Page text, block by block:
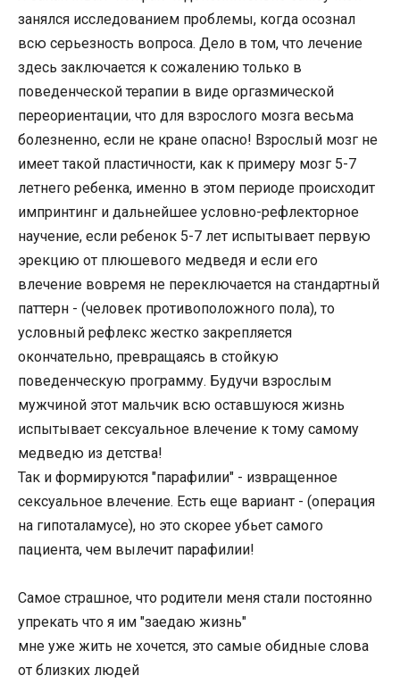
занялся исследованием проблемы, когда осознал
всю серьезность вопроса. Дело в том, что лечение
здесь заключается к сожалению только в
поведенческой терапии в виде оргазмической
переориентации, что для взрослого мозга весьма
болезненно, если не кране опасно! Взрослый мозг не
имеет такой пластичности, как к примеру мозг 5-7
летнего ребенка, именно в этом периоде происходит
импринтинг и дальнейшее условно-рефлекторное
научение, если ребенок 5-7 лет испытывает первую
эрекцию от плюшевого медведя и если его
влечение вовремя не переключается на стандартный
паттерн - (человек противоположного пола), то
условный рефлекс жестко закрепляется
окончательно, превращаясь в стойкую
поведенческую программу. Будучи взрослым
мужчиной этот мальчик всю оставшуюся жизнь
испытывает сексуальное влечение к тому самому
медведю из детства!
Так и формируются "парафилии" - извращенное
сексуальное влечение. Есть еще вариант - (операция
на гипоталамусе), но это скорее убьет самого
пациента, чем вылечит парафилии!
Самое страшное, что родители меня стали постоянно
упрекать что я им "заедаю жизнь"
мне уже жить не хочется, это самые обидные слова
от близких людей